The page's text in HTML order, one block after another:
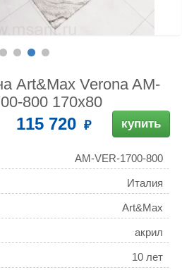
Art&Max Verona AM-
800 170x80
115 720 купить
AM-VER-1700-800
Италия
Art&Max
акрил
10 лет